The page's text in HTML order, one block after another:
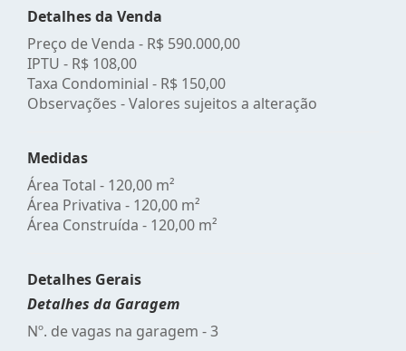
Detalhes da Venda
Preço de Venda - R$ 590.000,00
IPTU - R$ 108,00
Taxa Condominial - R$ 150,00
Observações - Valores sujeitos a alteração
Medidas
Área Total - 120,00 m²
Área Privativa - 120,00 m²
Área Construída - 120,00 m²
Detalhes Gerais
Detalhes da Garagem
Nº. de vagas na garagem - 3